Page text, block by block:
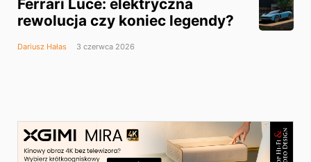
Ferrari Luce: elektryczna
rewolucja czy koniec legendy?
Dariusz Hałas 3 czerwca 2026